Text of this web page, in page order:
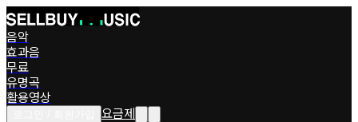
음악
효과음
무료
유명곡
활용영상
요금제